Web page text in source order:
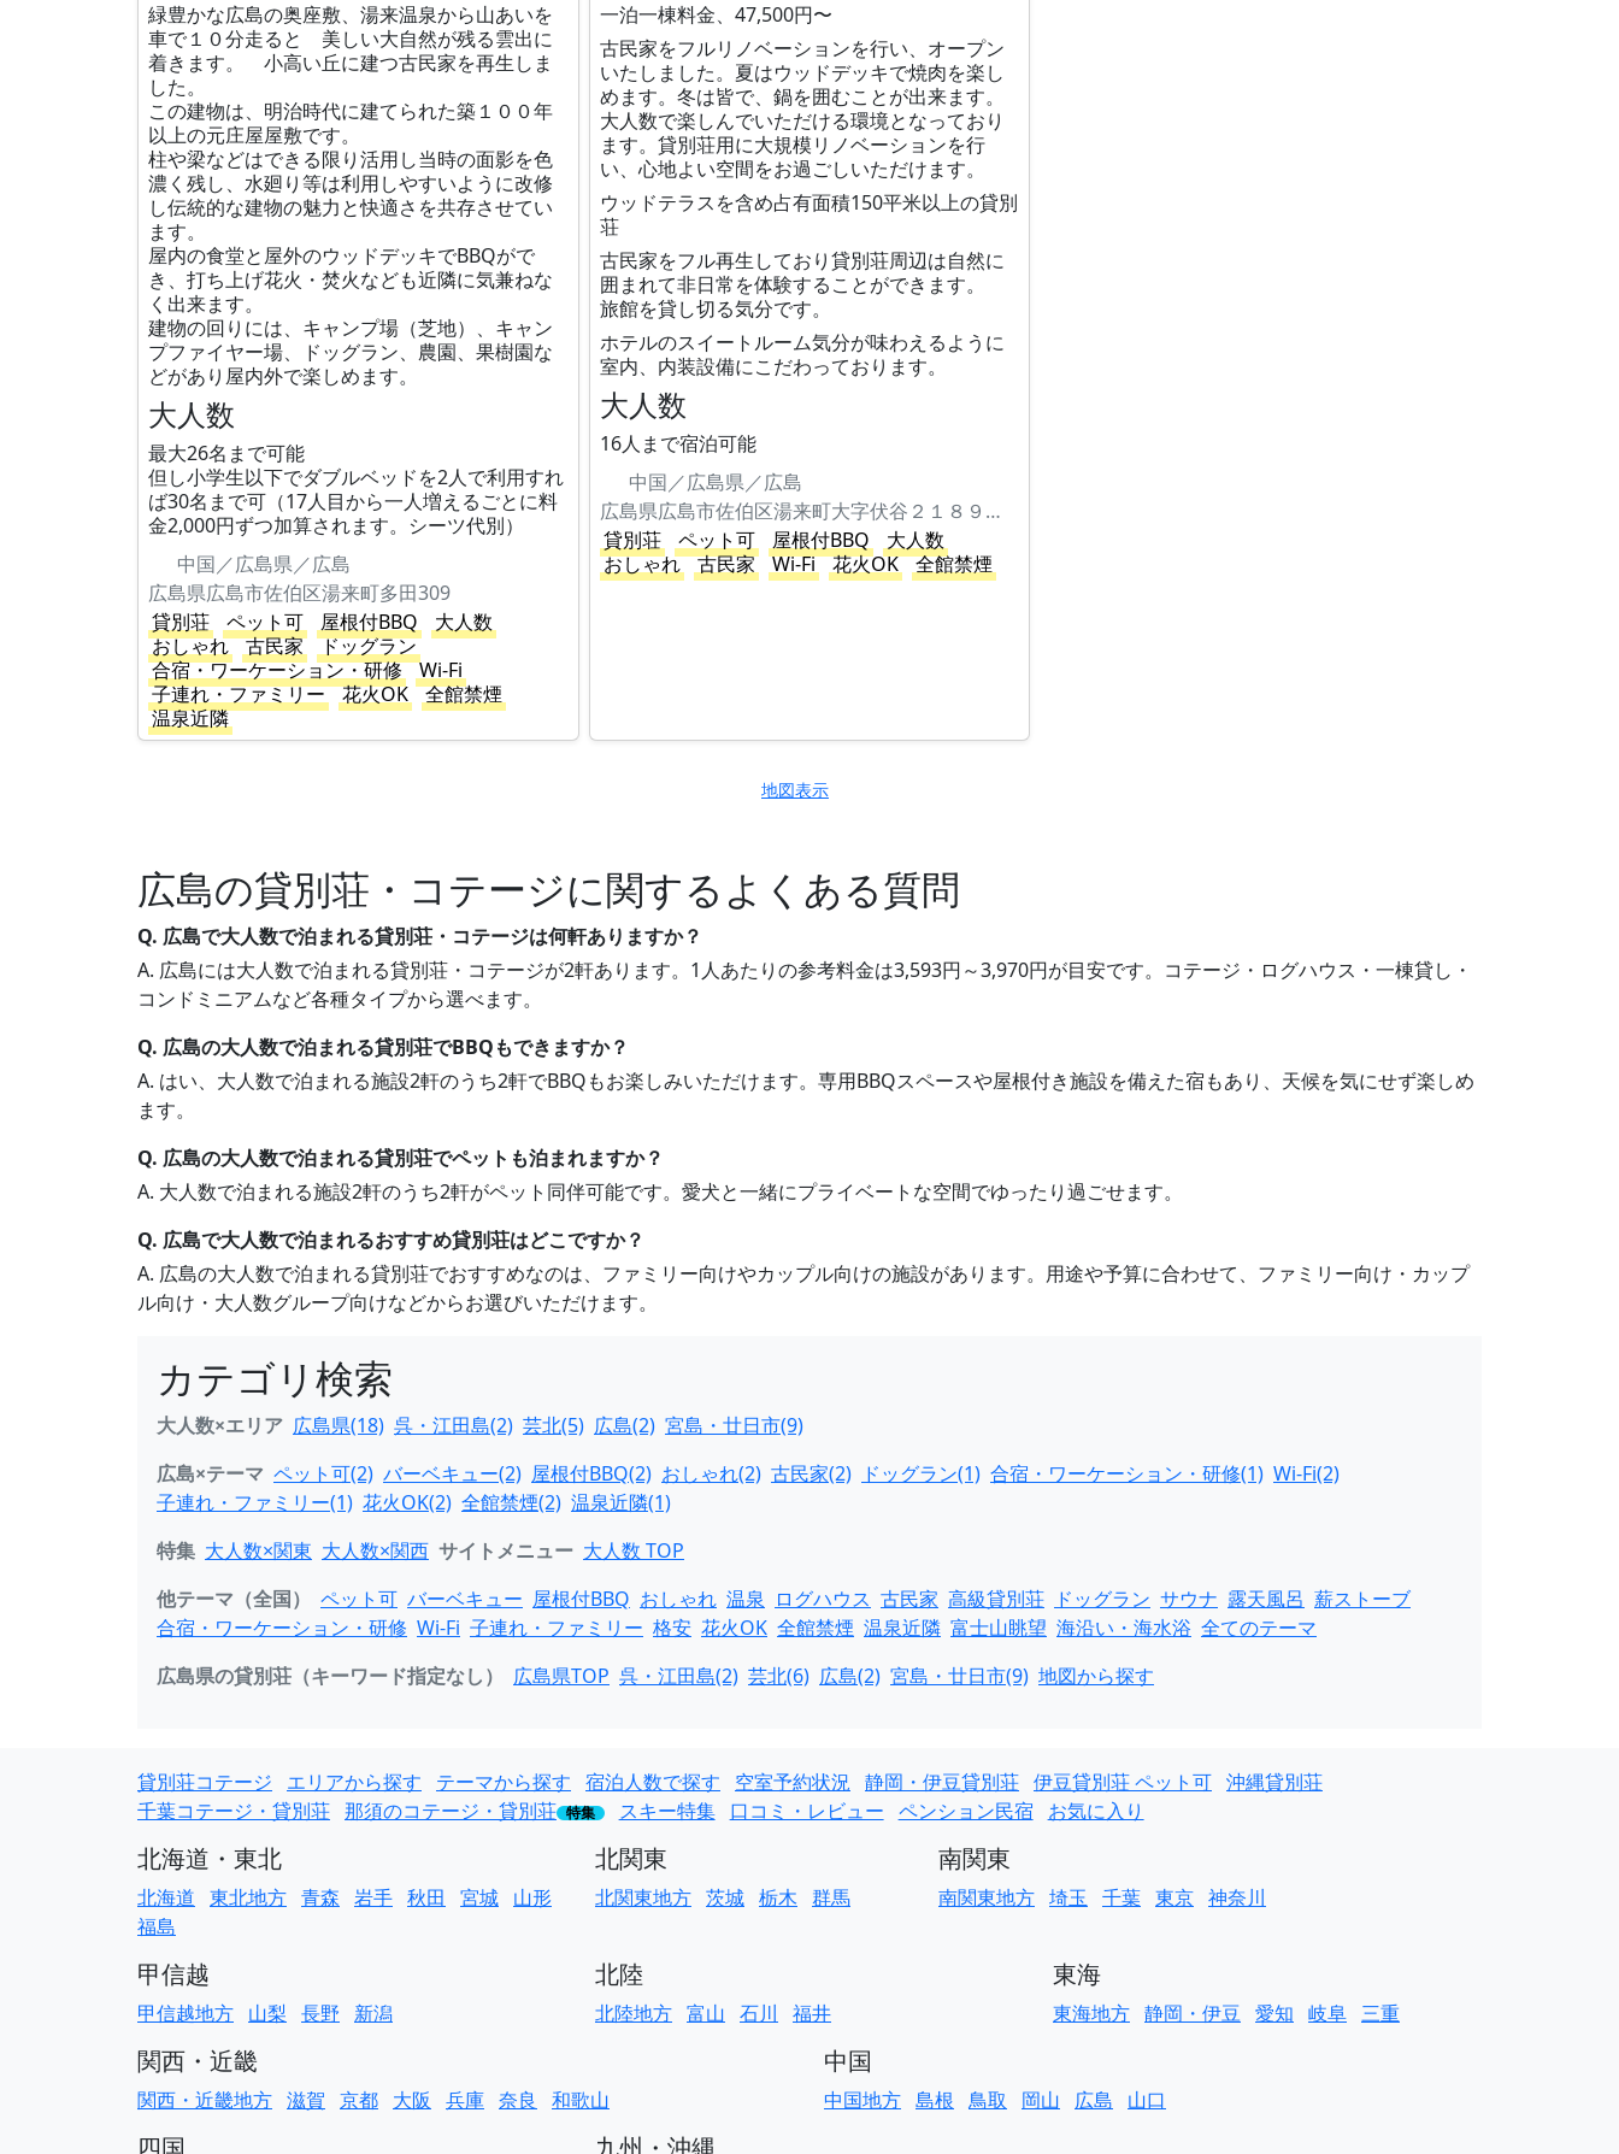
緑豊かな広島の奥座敷、湯来温泉から山あいを
車で１０分走ると 美しい大自然が残る雲出に
着きます。 小高い丘に建つ古民家を再生しま
した。
この建物は、明治時代に建てられた築１００年
以上の元庄屋屋敷です。
柱や梁などはできる限り活用し当時の面影を色
濃く残し、水廻り等は利用しやすいように改修
し伝統的な建物の魅力と快適さを共存させてい
ます。
屋内の食堂と屋外のウッドデッキでBBQがで
き、打ち上げ花火・焚火なども近隣に気兼ねな
く出来ます。
建物の回りには、キャンプ場（芝地）、キャン
プファイヤー場、ドッグラン、農園、果樹園な
どがあり屋内外で楽しめます。
大人数
最大26名まで可能
但し小学生以下でダブルベッドを2人で利用すれ
ば30名まで可（17人目から一人増えるごとに料
金2,000円ずつ加算されます。シーツ代別）
中国／広島県／広島
広島県広島市佐伯区湯来町多田309
貸別荘
ペット可 屋根付BBQ
大人数
おしゃれ
古民家
ドッグラン
合宿・ワーケーション・研修
Wi-Fi
子連れ・ファミリー
花火OK
全館禁煙
温泉近隣
一泊一棟料金、47,500円〜
古民家をフルリノベーションを行い、オープン
いたしました。夏はウッドデッキで焼肉を楽し
めます。冬は皆で、鍋を囲むことが出来ます。
大人数で楽しんでいただける環境となっており
ます。貸別荘用に大規模リノベーションを行
い、心地よい空間をお過ごしいただけます。
ウッドテラスを含め占有面積150平米以上の貸別
荘
古民家をフル再生しており貸別荘周辺は自然に
囲まれて非日常を体験することができます。
旅館を貸し切る気分です。
ホテルのスイートルーム気分が味わえるように
室内、内装設備にこだわっております。
大人数
16人まで宿泊可能
中国／広島県／広島
広島県広島市佐伯区湯来町大字伏谷２１８９－２
貸別荘
ペット可 屋根付BBQ
大人数
おしゃれ
古民家 Wi-Fi 花火OK 全館禁煙
地図表示
広島の貸別荘・コテージに関するよくある質問
Q. 広島で大人数で泊まれる貸別荘・コテージは何軒ありますか？
A. 広島には大人数で泊まれる貸別荘・コテージが2軒あります。1人あたりの参考料金は3,593円～3,970円が目安です。コテージ・ログハウス・一棟貸し・
コンドミニアムなど各種タイプから選べます。
Q. 広島の大人数で泊まれる貸別荘でBBQもできますか？
A. はい、大人数で泊まれる施設2軒のうち2軒でBBQもお楽しみいただけます。専用BBQスペースや屋根付き施設を備えた宿もあり、天候を気にせず楽しめ
ます。
Q. 広島の大人数で泊まれる貸別荘でペットも泊まれますか？
A. 大人数で泊まれる施設2軒のうち2軒がペット同伴可能です。愛犬と一緒にプライベートな空間でゆったり過ごせます。
Q. 広島で大人数で泊まれるおすすめ貸別荘はどこですか？
A. 広島の大人数で泊まれる貸別荘でおすすめなのは、ファミリー向けやカップル向けの施設があります。用途や予算に合わせて、ファミリー向け・カップ
ル向け・大人数グループ向けなどからお選びいただけます。
カテゴリ検索
大人数×エリア 広島県(18) 呉・江田島(2) 芸北(5) 広島(2) 宮島・廿日市(9)
広島×テーマ ペット可(2) バーベキュー(2) 屋根付BBQ(2) おしゃれ(2) 古民家(2) ドッグラン(1) 合宿・ワーケーション・研修(1) Wi-Fi(2)
子連れ・ファミリー(1) 花火OK(2) 全館禁煙(2) 温泉近隣(1)
特集 大人数×関東 大人数×関西 サイトメニュー 大人数 TOP
他テーマ（全国）
ペット可 バーベキュー 屋根付BBQ おしゃれ 温泉 ログハウス 古民家 高級貸別荘 ドッグラン サウナ 露天風呂 薪ストーブ
合宿・ワーケーション・研修 Wi-Fi 子連れ・ファミリー 格安 花火OK 全館禁煙 温泉近隣 富士山眺望 海沿い・海水浴 全てのテーマ
広島県の貸別荘（キーワード指定なし）
広島県TOP 呉・江田島(2) 芸北(6) 広島(2) 宮島・廿日市(9) 地図から探す
貸別荘コテージ エリアから探す テーマから探す 宿泊人数で探す 空室予約状況 静岡・伊豆貸別荘 伊豆貸別荘 ペット可 沖縄貸別荘
千葉コテージ・貸別荘 那須のコテージ・貸別荘 特集 スキー特集 口コミ・レビュー ペンション民宿 お気に入り
北海道・東北
北海道 東北地方 青森 岩手 秋田 宮城 山形
福島
北関東
北関東地方 茨城 栃木 群馬
南関東
南関東地方 埼玉 千葉 東京 神奈川
甲信越
甲信越地方 山梨 長野 新潟
北陸
北陸地方 富山 石川 福井
東海
東海地方 静岡・伊豆 愛知 岐阜 三重
関西・近畿
関西・近畿地方 滋賀 京都 大阪 兵庫 奈良 和歌山
中国
中国地方 島根 鳥取 岡山 広島 山口
四国 九州・沖縄